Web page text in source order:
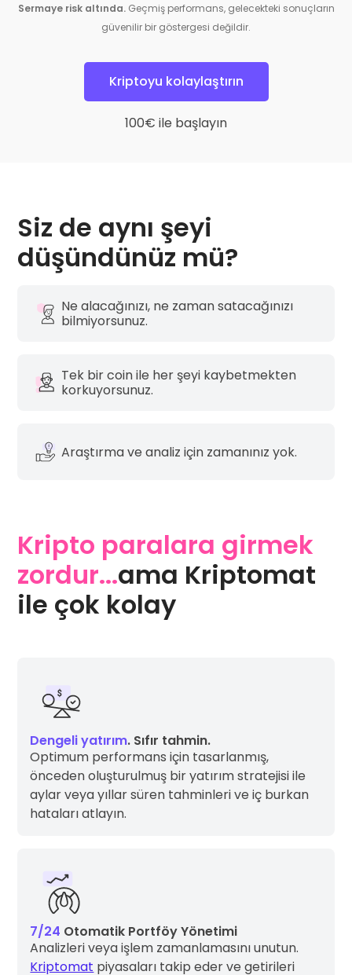
Sermaye risk altında.Geçmiş performans, gelecekteki sonuçların
güvenilir bir göstergesi değildir.
Kriptoyu kolaylaştırın
100€ ile başlayın
Siz de aynı şeyi
düşündünüz mü?
Ne alacağınızı, ne zaman satacağınızı
bilmiyorsunuz.
Tek bir coin ile her şeyi kaybetmekten
korkuyorsunuz.
Araştırma ve analiz için zamanınız yok.
Kripto paralara girmek
zordur...ama Kriptomat
ile çok kolay
Dengeli yatırım. Sıfır tahmin.
Optimum performans için tasarlanmış,
önceden oluşturulmuş bir yatırım stratejisi ile
aylar veya yıllar süren tahminleri ve iç burkan
hataları atlayın.
7/24 Otomatik Portföy Yönetimi
Analizleri veya işlem zamanlamasını unutun.
Kriptomat piyasaları takip eder ve getirileri